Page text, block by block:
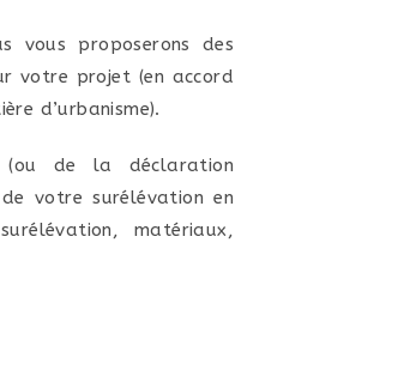
vous proposerons des
votre projet (en accord
d’urbanisme).
de la déclaration
votre surélévation en
matériaux,